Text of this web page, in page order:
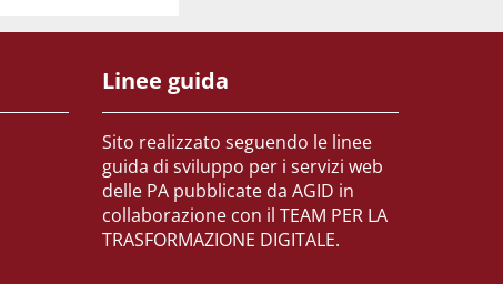
Linee guida
Sito realizzato seguendo le linee
guida di sviluppo per i servizi web
delle PA pubblicate da AGID in
collaborazione con il TEAM PER LA
TRASFORMAZIONE DIGITALE.